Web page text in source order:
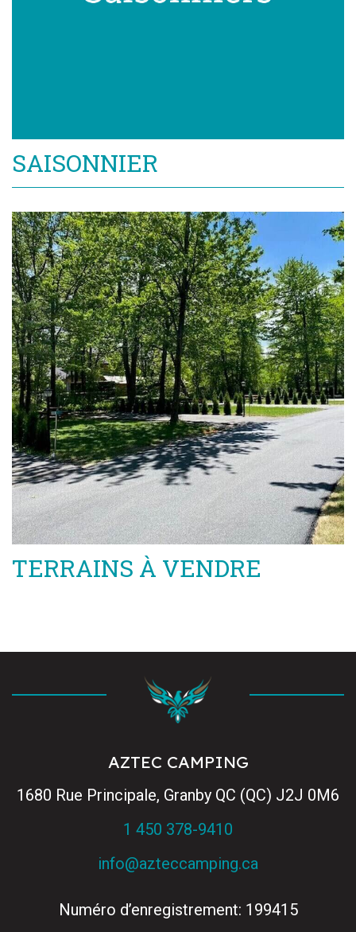
SAISONNIER
TERRAINS À VENDRE
AZTEC CAMPING
1680 Rue Principale, Granby QC (QC) J2J 0M6
1 450 378-9410
info@azteccamping.ca
Numéro d’enregistrement: 199415